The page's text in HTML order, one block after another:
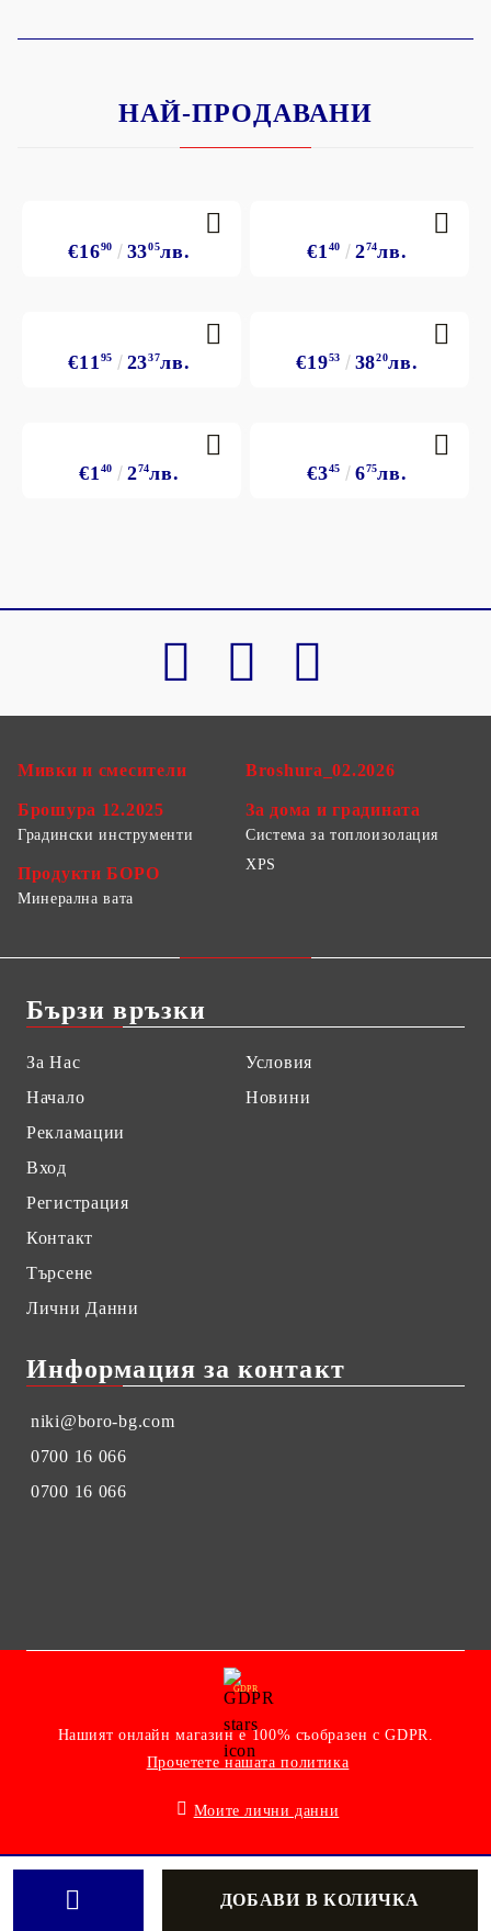
НАЙ-ПРОДАВАНИ
€1690 3305лв. €1 40 274лв.
€11 95 2337лв. €1953 3820лв.
€1 40 274лв. €345 675лв.
Мивки и смесители
Брошура 12.2025
Broshura_02.2026
За дома и градината
Градински инструменти
Продукти БОРО
Система за топлоизолация
XPS
Минерална вата
Бързи връзки
За Нас
Начало
Рекламации
Вход
Регистрация
Контакт
Търсене
Лични Данни
Условия
Новини
Информация за контакт
niki@boro-bg.com
0700 16 066
0700 16 066
GDPR
Нашият онлайн магазин е 100% съобразен с GDPR.
Прочетете нашата политика
Моите лични данни